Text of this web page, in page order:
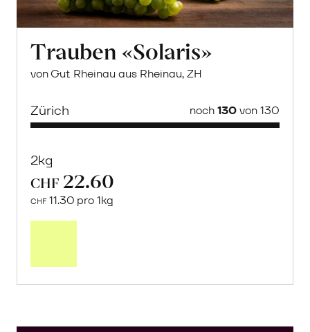
Trauben «Solaris»
von Gut Rheinau aus Rheinau, ZH
Zürich noch130von 130
2kg
CHF 22.60
CHF 11.30 pro 1kg
erfahren